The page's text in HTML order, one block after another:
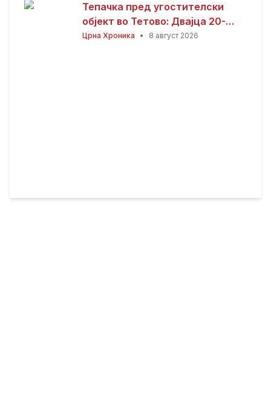
Тепачка пред угостителски
објект во Тетово: Двајца 20-
годишници избодени со нож,
Црна Хроника • 8 август 2026